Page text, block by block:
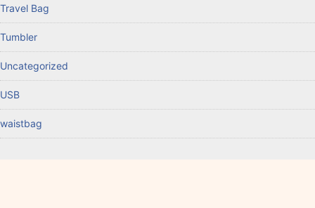
Travel Bag
Tumbler
Uncategorized
USB
waistbag